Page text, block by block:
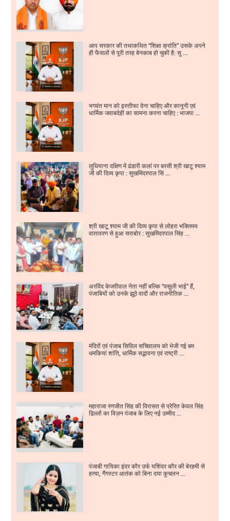
आप सरकार की तथाकथित “शिक्षा क्रांति” उसके अपने
ही फैसलों से पूरी तरह बेनकाब हो चुकी है: सु ...
भगवंत मान को इस्तीफा देना चाहिए और कानूनी एवं
धार्मिक जवाबदेही का सामना करना चाहिए : भाजपा ...
लुधियाना दक्षिण में ढंडारी कलां पर बरसी श्री खाटू श्याम
जी की दिव्य कृपा : सुखमिंदरपाल सिं ...
श्री खाटू श्याम जी की दिव्य कृपा से लोहरा भक्तिमय
वातावरण से हुआ सराबोर : सुखमिंदरपाल सिंह ...
अरविंद केजरीवाल नेता नहीं बल्कि “वसूली भाई” हैं,
पंजाबियों को उनके झूठे वादों और राजनीतिक ...
मंदिरों एवं पंजाब सिविल सचिवालय को भेजी गई बम
धमकियां शांति, धार्मिक सद्भावना एवं राष्ट्री ...
महाराजा रणजीत सिंह की विरासत से प्रेरित केवल सिंह
ढिल्लों का विज़न पंजाब के लिए नई उम्मीद ...
पंजाबी गायिका इंदर कौर उर्फ यशिंदर कौर की बेरहमी से
हत्या, गैंगस्टर आतंक को बिना दया कुचलन ...